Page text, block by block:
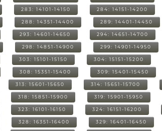
283: 14101-14150 284: 14151-14200
288: 14351-14400 289: 14401-14450
293: 14601-14650 294: 14651-14700
298: 14851-14900 299: 14901-14950
303: 15101-15150 304: 15151-15200
308: 15351-15400 309: 15401-15450
313: 15601-15650 314: 15651-15700
318: 15851-15900 319: 15901-15950
323: 16101-16150 324: 16151-16200
328: 16351-16400 329: 16401-16450